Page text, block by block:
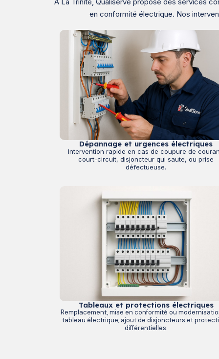
en conformité électrique. Nos
Dépannage et urgences électriques
Intervention rapide en cas de coupure de
court-circuit, disjoncteur qui saute, ou prise
défectueuse.
Tableaux et protections électriques
Remplacement, mise en conformité ou
tableau électrique, ajout de disjoncteurs et
différentielles.